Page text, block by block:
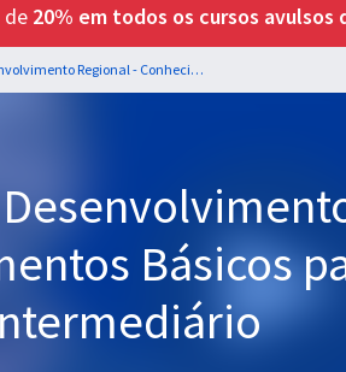
de 20% em todos os cursos avulsos
MDR - Ministério do Desenvolvimento Regional - Conhecimentos Básicos para os Cargos de Nível Intermediário
Básicos